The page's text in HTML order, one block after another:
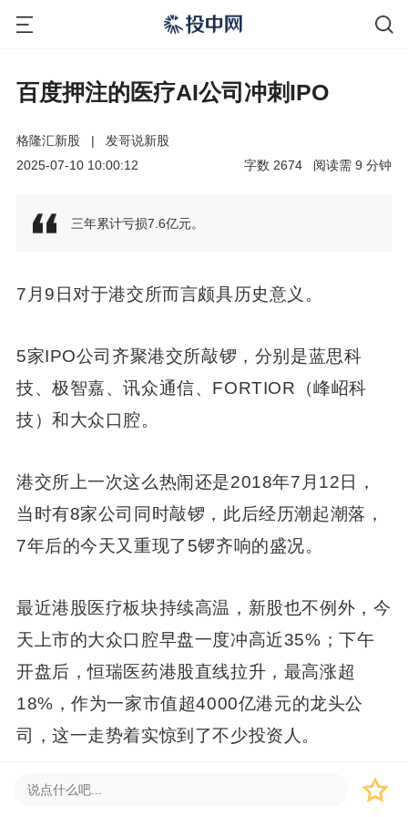
百度押注的医疗AI公司冲刺IPO
格隆汇新股 |
发哥说新股
2025-07-10 10:00:12
分钟
9
阅读需
2674
字数
三年累计亏损7.6亿元。
7月9日对于港交所而言颇具历史意义。
5家IPO公司齐聚港交所敲锣，分别是蓝思科
技、极智嘉、讯众通信、FORTIOR（峰岹科
技）和大众口腔。
港交所上一次这么热闹还是2018年7月12日，
当时有8家公司同时敲锣，此后经历潮起潮落，
7年后的今天又重现了5锣齐响的盛况。
最近港股医疗板块持续高温，新股也不例外，今
天上市的大众口腔早盘一度冲高近35%；下午
开盘后，恒瑞医药港股直线拉升，最高涨超
18%，作为一家市值超4000亿港元的龙头公
司，这一走势着实惊到了不少投资人。
与此同时，近期又有一家专注于医疗AI的公司正